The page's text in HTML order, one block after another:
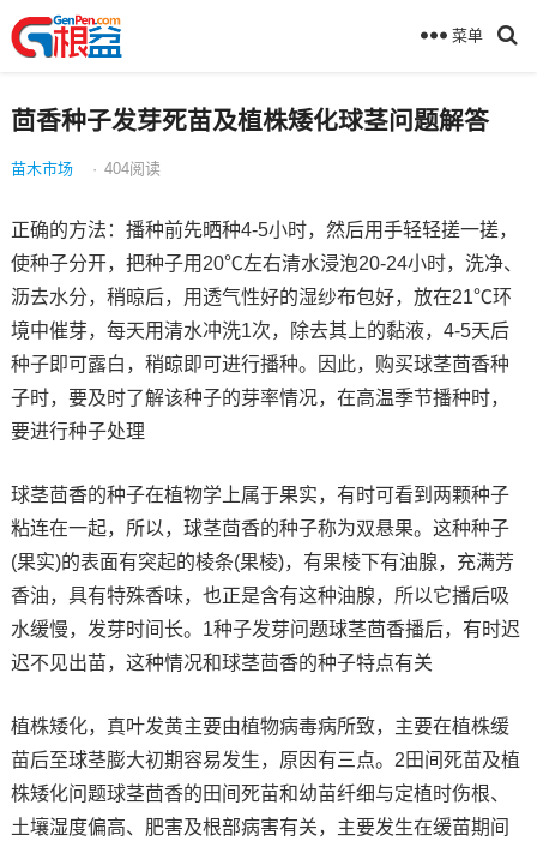
菜单
茴香种子发芽死苗及植株矮化球茎问题解答
苗木市场 · 404阅读
正确的方法：播种前先晒种4-5小时，然后用手轻轻搓一搓，
使种子分开，把种子用20℃左右清水浸泡20-24小时，洗净、
沥去水分，稍晾后，用透气性好的湿纱布包好，放在21℃环
境中催芽，每天用清水冲洗1次，除去其上的黏液，4-5天后
种子即可露白，稍晾即可进行播种。因此，购买球茎茴香种
子时，要及时了解该种子的芽率情况，在高温季节播种时，
要进行种子处理
球茎茴香的种子在植物学上属于果实，有时可看到两颗种子
粘连在一起，所以，球茎茴香的种子称为双悬果。这种种子
(果实)的表面有突起的棱条(果棱)，有果棱下有油腺，充满芳
香油，具有特殊香味，也正是含有这种油腺，所以它播后吸
水缓慢，发芽时间长。1种子发芽问题球茎茴香播后，有时迟
迟不见出苗，这种情况和球茎茴香的种子特点有关
植株矮化，真叶发黄主要由植物病毒病所致，主要在植株缓
苗后至球茎膨大初期容易发生，原因有三点。2田间死苗及植
株矮化问题球茎茴香的田间死苗和幼苗纤细与定植时伤根、
土壤湿度偏高、肥害及根部病害有关，主要发生在缓苗期间